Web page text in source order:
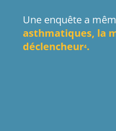
Une enquête a
asthmatiques, la
déclencheur4.